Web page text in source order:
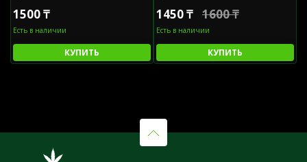
1500 ₸
Есть в наличии
КУПИТЬ
1450 ₸ 1600 ₸
Есть в наличии
КУПИТЬ